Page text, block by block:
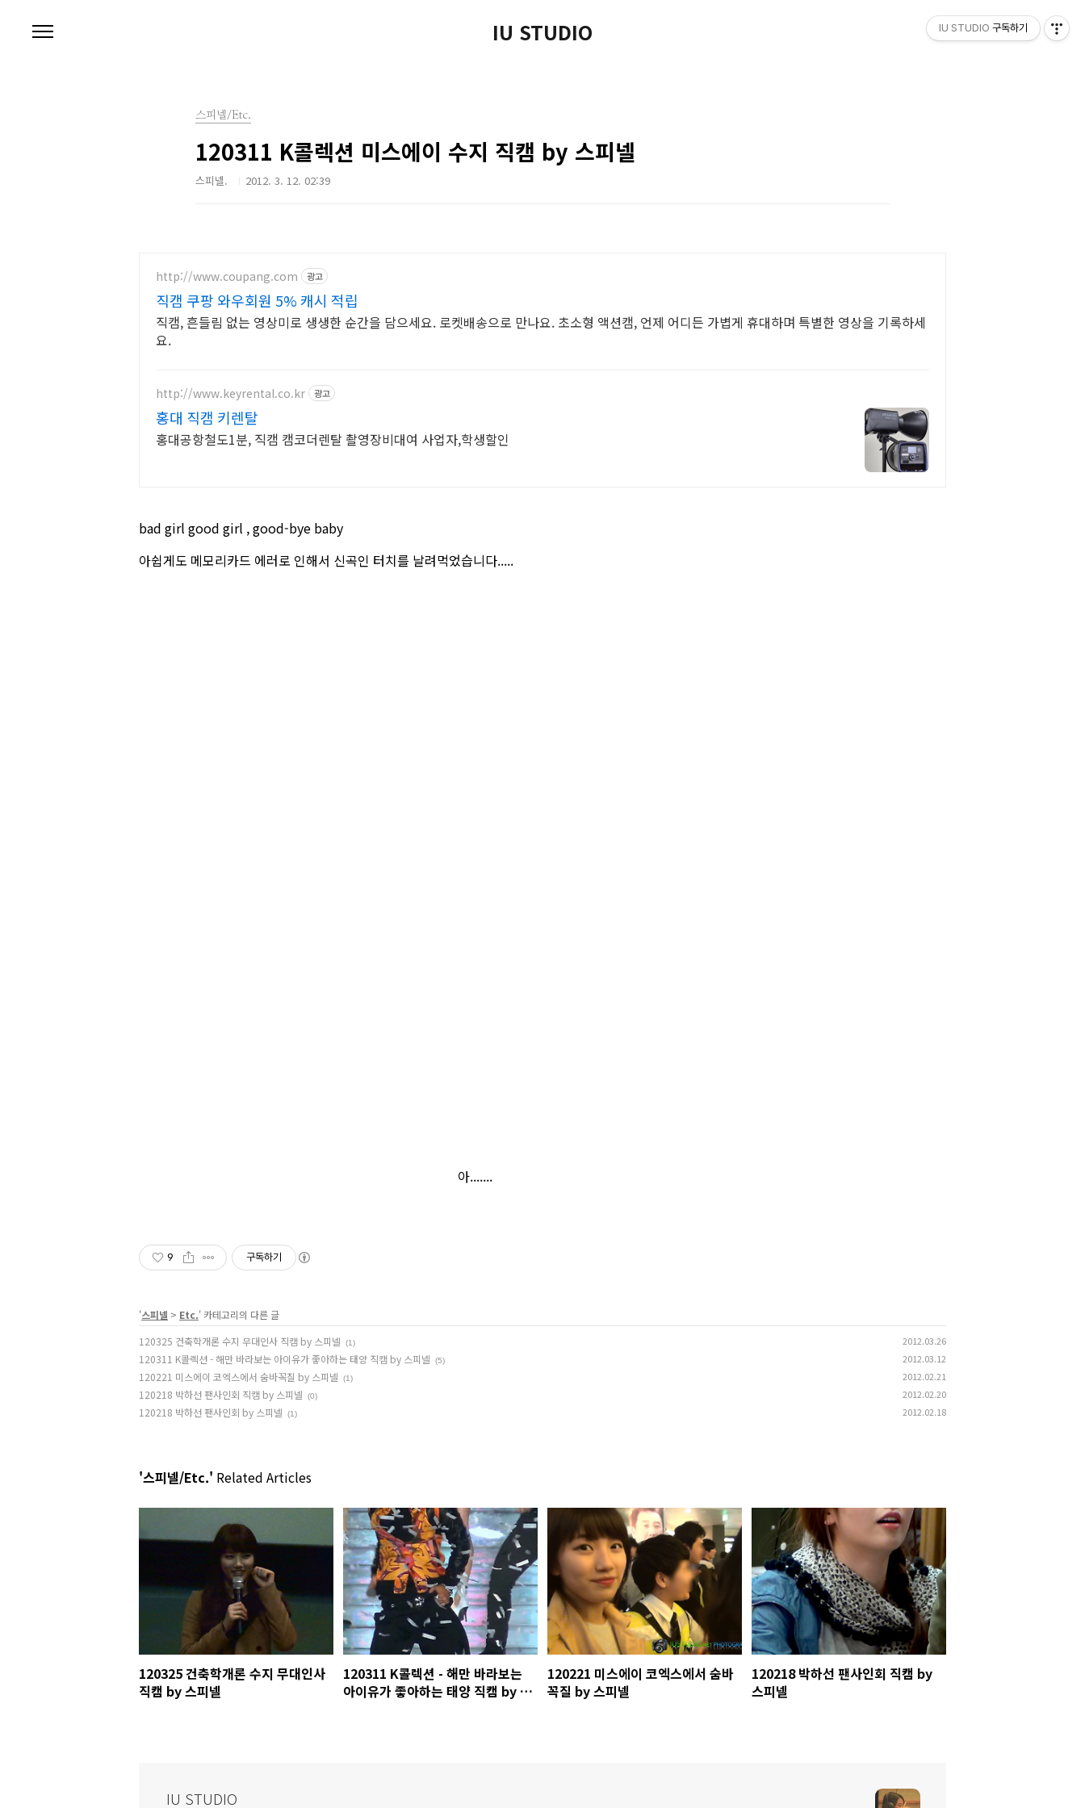
IU STUDIO
스피넬/Etc.
120311 K콜렉션 미스에이 수지 직캠 by 스피넬
스피넬. 2012. 3. 12. 02:39
http://www.coupang.com 광고
직캠 쿠팡 와우회원 5% 캐시 적립
직캠, 흔들림 없는 영상미로 생생한 순간을 담으세요. 로켓배송으로 만나요. 초소형 액션캠, 언제 어디든 가볍게 휴대하며 특별한 영상을 기록하세
요.
http://www.keyrental.co.kr 광고
홍대 직캠 키렌탈
홍대공항철도1분, 직캠 캠코더렌탈 촬영장비대여 사업자,학생할인
bad girl good girl , good-bye baby
아쉽게도 메모리카드 에러로 인해서 신곡인 터치를 날려먹었습니다.....
아.......
9 구독하기
'스피넬 > Etc.' 카테고리의 다른 글
120325 건축학개론 수지 무대인사 직캠 by 스피넬
(1) 2012.03.26
120311 K콜렉션 - 해만 바라보는 아이유가 좋아하는 태양 직캠 by 스피넬 (5) 2012.03.12
120221 미스에이 코엑스에서 숨바꼭질 by 스피넬 (1) 2012.02.21
120218 박하선 팬사인회 직캠 by 스피넬 (0) 2012.02.20
120218 박하선 팬사인회 by 스피넬 (1) 2012.02.18
'스피넬/Etc.' Related Articles
120325 건축학개론 수지 무대인사
직캠 by 스피넬
120311 K콜렉션 - 해만 바라보는
아이유가 좋아하는 태양 직캠 by 스
120221 미스에이 코엑스에서 숨바
꼭질 by 스피넬
120218 박하선 팬사인회 직캠 by
스피넬
IU STUDIO
IU STUDIO 구독하기